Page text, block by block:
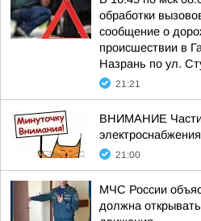
обработки
сообщение о
происшествии в
Назрань по ул.
21:21
ВНИМАНИЕ
электроснабжения
21:00
МЧС России
должна